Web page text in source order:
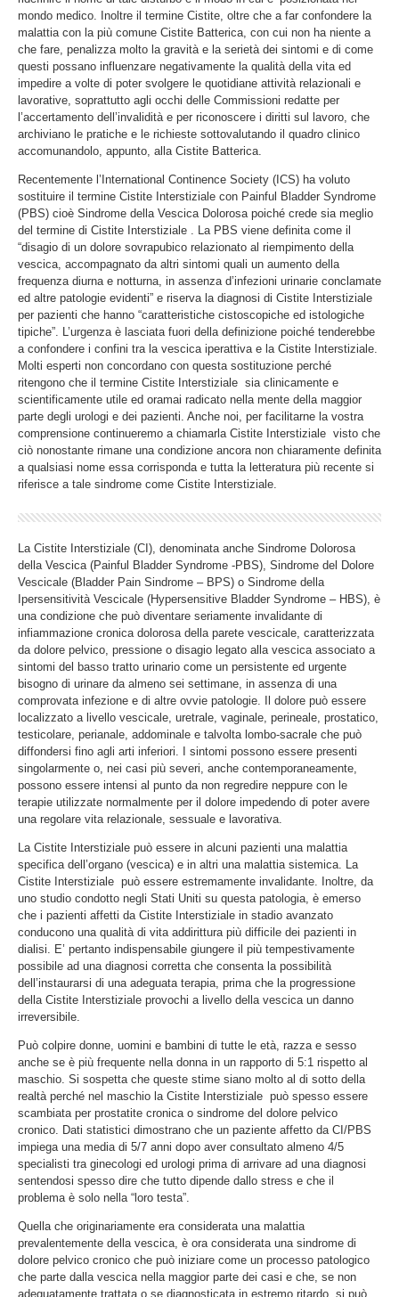
mondo medico. Inoltre il termine Cistite, oltre che a far confondere la
malattia con la più comune Cistite Batterica, con cui non ha niente a
che fare, penalizza molto la gravità e la serietà dei sintomi e di come
questi possano influenzare negativamente la qualità della vita ed
impedire a volte di poter svolgere le quotidiane attività relazionali e
lavorative, soprattutto agli occhi delle Commissioni redatte per
l’accertamento dell’invalidità e per riconoscere i diritti sul lavoro, che
archiviano le pratiche e le richieste sottovalutando il quadro clinico
accomunandolo, appunto, alla Cistite Batterica.
Recentemente l’International Continence Society (ICS) ha voluto
sostituire il termine Cistite Interstiziale con Painful Bladder Syndrome
(PBS) cioè Sindrome della Vescica Dolorosa poiché crede sia meglio
del termine di Cistite Interstiziale . La PBS viene definita come il
“disagio di un dolore sovrapubico relazionato al riempimento della
vescica, accompagnato da altri sintomi quali un aumento della
frequenza diurna e notturna, in assenza d’infezioni urinarie conclamate
ed altre patologie evidenti” e riserva la diagnosi di Cistite Interstiziale
per pazienti che hanno “caratteristiche cistoscopiche ed istologiche
tipiche”. L’urgenza è lasciata fuori della definizione poiché tenderebbe
a confondere i confini tra la vescica iperattiva e la Cistite Interstiziale.
Molti esperti non concordano con questa sostituzione perché
ritengono che il termine Cistite Interstiziale sia clinicamente e
scientificamente utile ed oramai radicato nella mente della maggior
parte degli urologi e dei pazienti. Anche noi, per facilitarne la vostra
comprensione continueremo a chiamarla Cistite Interstiziale visto che
ciò nonostante rimane una condizione ancora non chiaramente definita
a qualsiasi nome essa corrisponda e tutta la letteratura più recente si
riferisce a tale sindrome come Cistite Interstiziale.
La Cistite Interstiziale (CI), denominata anche Sindrome Dolorosa
della Vescica (Painful Bladder Syndrome -PBS), Sindrome del Dolore
Vescicale (Bladder Pain Sindrome – BPS) o Sindrome della
Ipersensitività Vescicale (Hypersensitive Bladder Syndrome – HBS), è
una condizione che può diventare seriamente invalidante di
infiammazione cronica dolorosa della parete vescicale, caratterizzata
da dolore pelvico, pressione o disagio legato alla vescica associato a
sintomi del basso tratto urinario come un persistente ed urgente
bisogno di urinare da almeno sei settimane, in assenza di una
comprovata infezione e di altre ovvie patologie. Il dolore può essere
localizzato a livello vescicale, uretrale, vaginale, perineale, prostatico,
testicolare, perianale, addominale e talvolta lombo-sacrale che può
diffondersi fino agli arti inferiori. I sintomi possono essere presenti
singolarmente o, nei casi più severi, anche contemporaneamente,
possono essere intensi al punto da non regredire neppure con le
terapie utilizzate normalmente per il dolore impedendo di poter avere
una regolare vita relazionale, sessuale e lavorativa.
La Cistite Interstiziale può essere in alcuni pazienti una malattia
specifica dell’organo (vescica) e in altri una malattia sistemica. La
Cistite Interstiziale può essere estremamente invalidante. Inoltre, da
uno studio condotto negli Stati Uniti su questa patologia, è emerso
che i pazienti affetti da Cistite Interstiziale in stadio avanzato
conducono una qualità di vita addirittura più difficile dei pazienti in
dialisi. E’ pertanto indispensabile giungere il più tempestivamente
possibile ad una diagnosi corretta che consenta la possibilità
dell’instaurarsi di una adeguata terapia, prima che la progressione
della Cistite Interstiziale provochi a livello della vescica un danno
irreversibile.
Può colpire donne, uomini e bambini di tutte le età, razza e sesso
anche se è più frequente nella donna in un rapporto di 5:1 rispetto al
maschio. Si sospetta che queste stime siano molto al di sotto della
realtà perché nel maschio la Cistite Interstiziale può spesso essere
scambiata per prostatite cronica o sindrome del dolore pelvico
cronico. Dati statistici dimostrano che un paziente affetto da CI/PBS
impiega una media di 5/7 anni dopo aver consultato almeno 4/5
specialisti tra ginecologi ed urologi prima di arrivare ad una diagnosi
sentendosi spesso dire che tutto dipende dallo stress e che il
problema è solo nella “loro testa”.
Quella che originariamente era considerata una malattia
prevalentemente della vescica, è ora considerata una sindrome di
dolore pelvico cronico che può iniziare come un processo patologico
che parte dalla vescica nella maggior parte dei casi e che, se non
adeguatamente trattata o se diagnosticata in estremo ritardo, si può